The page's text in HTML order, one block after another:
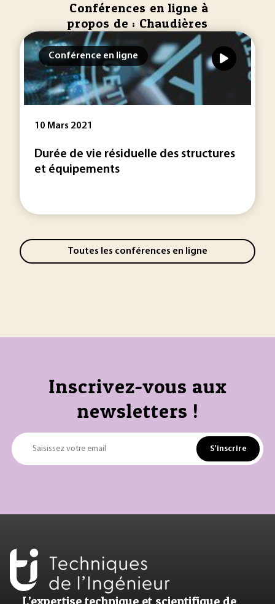
Conférences en ligne à
propos de : Chaudières
Conférence en ligne
10 Mars 2021
Durée de vie résiduelle des structures
et équipements
Toutes les conférences en ligne
Inscrivez-vous aux
newsletters !
Saisissez votre email S'inscrire
L’expertise technique et scientifique de